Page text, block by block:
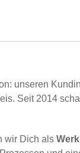
unseren
Seit 2014
wir Dich als